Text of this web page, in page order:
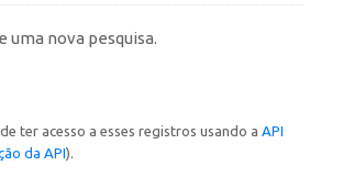
uma nova pesquisa.
ter acesso a esses registros usando a API
da API).